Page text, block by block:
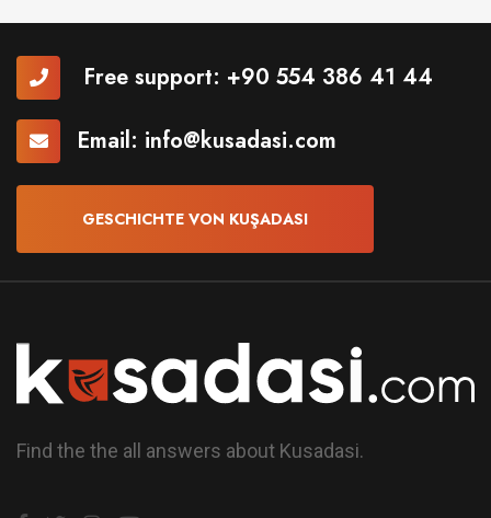
Free support: +90 554 386 41 44
Email: info@kusadasi.com
GESCHICHTE VON KUŞADASI
Find the the all answers about Kusadasi.